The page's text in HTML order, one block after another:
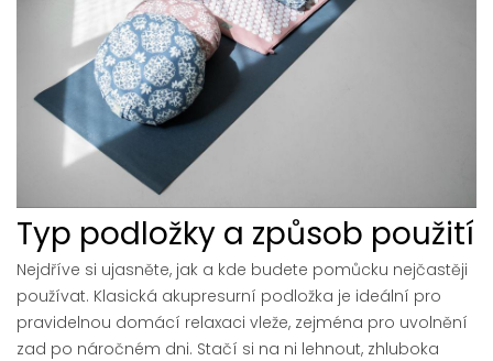
Typ podložky a způsob použití
Nejdříve si ujasněte, jak a kde budete pomůcku nejčastěji
používat. Klasická akupresurní podložka je ideální pro
pravidelnou domácí relaxaci vleže, zejména pro uvolnění
zad po náročném dni. Stačí si na ni lehnout, zhluboka